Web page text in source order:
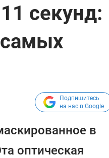
секунд:
Подпишитесь
на нас в Google
в
оптическая